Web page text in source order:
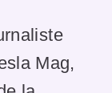
Mag,